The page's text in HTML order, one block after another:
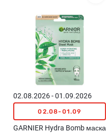
02.08.2026 - 01.09.2026
02.08-01.09
GARNIER Hydra Bomb маска